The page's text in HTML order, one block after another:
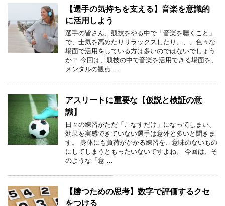
【選手の気持ちを支える】音楽を意識的
に活用しよう
選手の皆さん、競技をやる中で「音楽を聴くこと」
で、士気を高めたりリラックスしたり、、、色々な
場面で活用をしている方は多いのではないでしょう
か？ 今回は、競技の中で音楽を活用できる場面を、
メンタルの観点 …
アスリートに重要な【仮説と検証の意
識】
日々の練習がただ「こなすだけ」になってしまい、
効果を実感できていない選手は意外と多いと聞きま
す。 身体にも負荷がかかる練習を、意味のないもの
にしてしまうともったいないですよね。 今回は、そ
のような「意 …
【勝つための思考】数字で評価するクセ
をつける